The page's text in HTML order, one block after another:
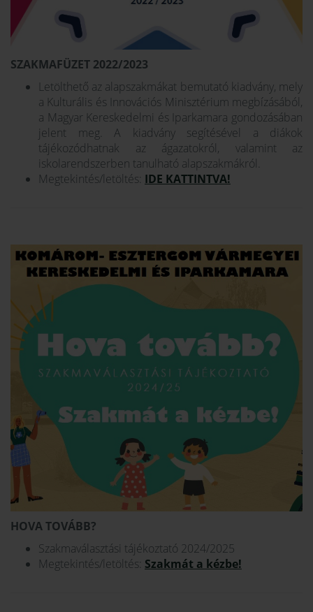
SZAKMAFÜZET 2022/2023
Letölthető az alapszakmákat bemutató kiadvány, mely
a Kulturális és Innovációs Minisztérium megbízásából,
a Magyar Kereskedelmi és Iparkamara gondozásában
jelent meg. A kiadvány segítésével a diákok
tájékozódhatnak az ágazatokról, valamint az
iskolarendszerben tanulható alapszakmákról.
Megtekintés/letöltés: IDE KATTINTVA!
HOVA TOVÁBB?
Szakmaválasztási tájékoztató 2024/2025
Megtekintés/letöltés: Szakmát a kézbe!